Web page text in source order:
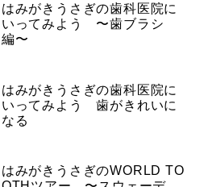
はみがきうさぎの歯科医院に
いってみよう 〜歯ブラシ
編〜
はみがきうさぎの歯科医院に
いってみよう 歯がきれいに
なる
はみがきうさぎのWORLD TO